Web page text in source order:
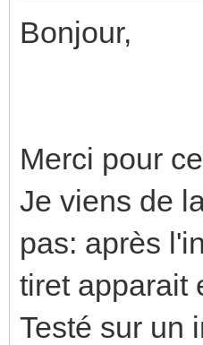
Bonjour,
Merci pour
Je viens de
pas: après
tiret apparait
Testé sur un